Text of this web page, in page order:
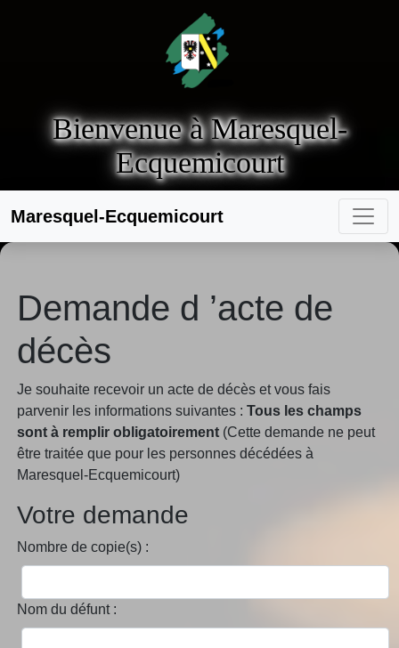
Bienvenue à Maresquel-
Ecquemicourt
Maresquel-Ecquemicourt
Demande d ’acte de
décès
Je souhaite recevoir un acte de décès et vous fais
parvenir les informations suivantes :Tous les champs
sont à remplir obligatoirement (Cette demande ne peut
être traitée que pour les personnes décédées à
Maresquel-Ecquemicourt)
Votre demande
Nombre de copie(s) :
Nom du défunt :